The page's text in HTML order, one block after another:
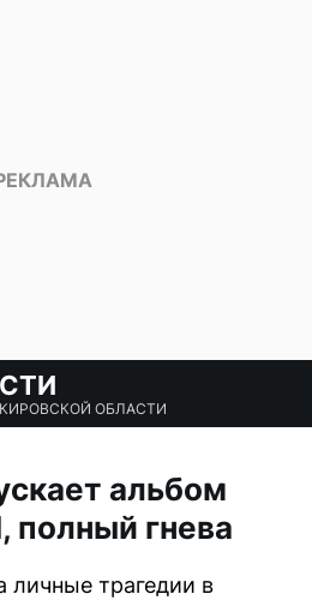
ОБЛАСТИ
альбом
полный гнева
личные трагедии в